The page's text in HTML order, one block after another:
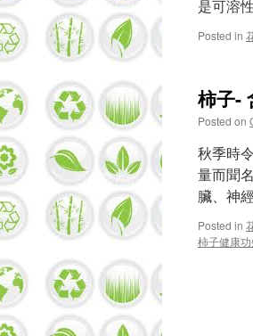
是可溶
Posted in
柿子-
Posted on
秋季時
量而聞
臟、神
Posted in
柿子健康功